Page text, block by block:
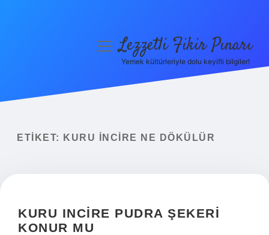
Yasal Uyarı
menüyüLezzetli Fikir Pınarı
Yemek kültürleriyle dolu keyifli bilgiler!
ETIKET: KURU INCIRE NE DÖKÜLÜR
KURU INCIRE PUDRA ŞEKERI
KONUR MU